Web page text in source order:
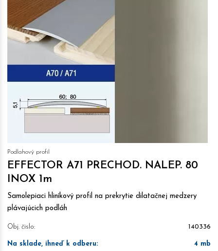
Podlahový profil
EFFECTOR A71 PRECHOD. NALEP. 80
INOX 1m
Samolepiaci hliníkový profil na prekrytie dilatačnej medzery
plávajúcich podláh
Obj. čislo: 140336
Na sklade, ihneď k odberu: 4 mb